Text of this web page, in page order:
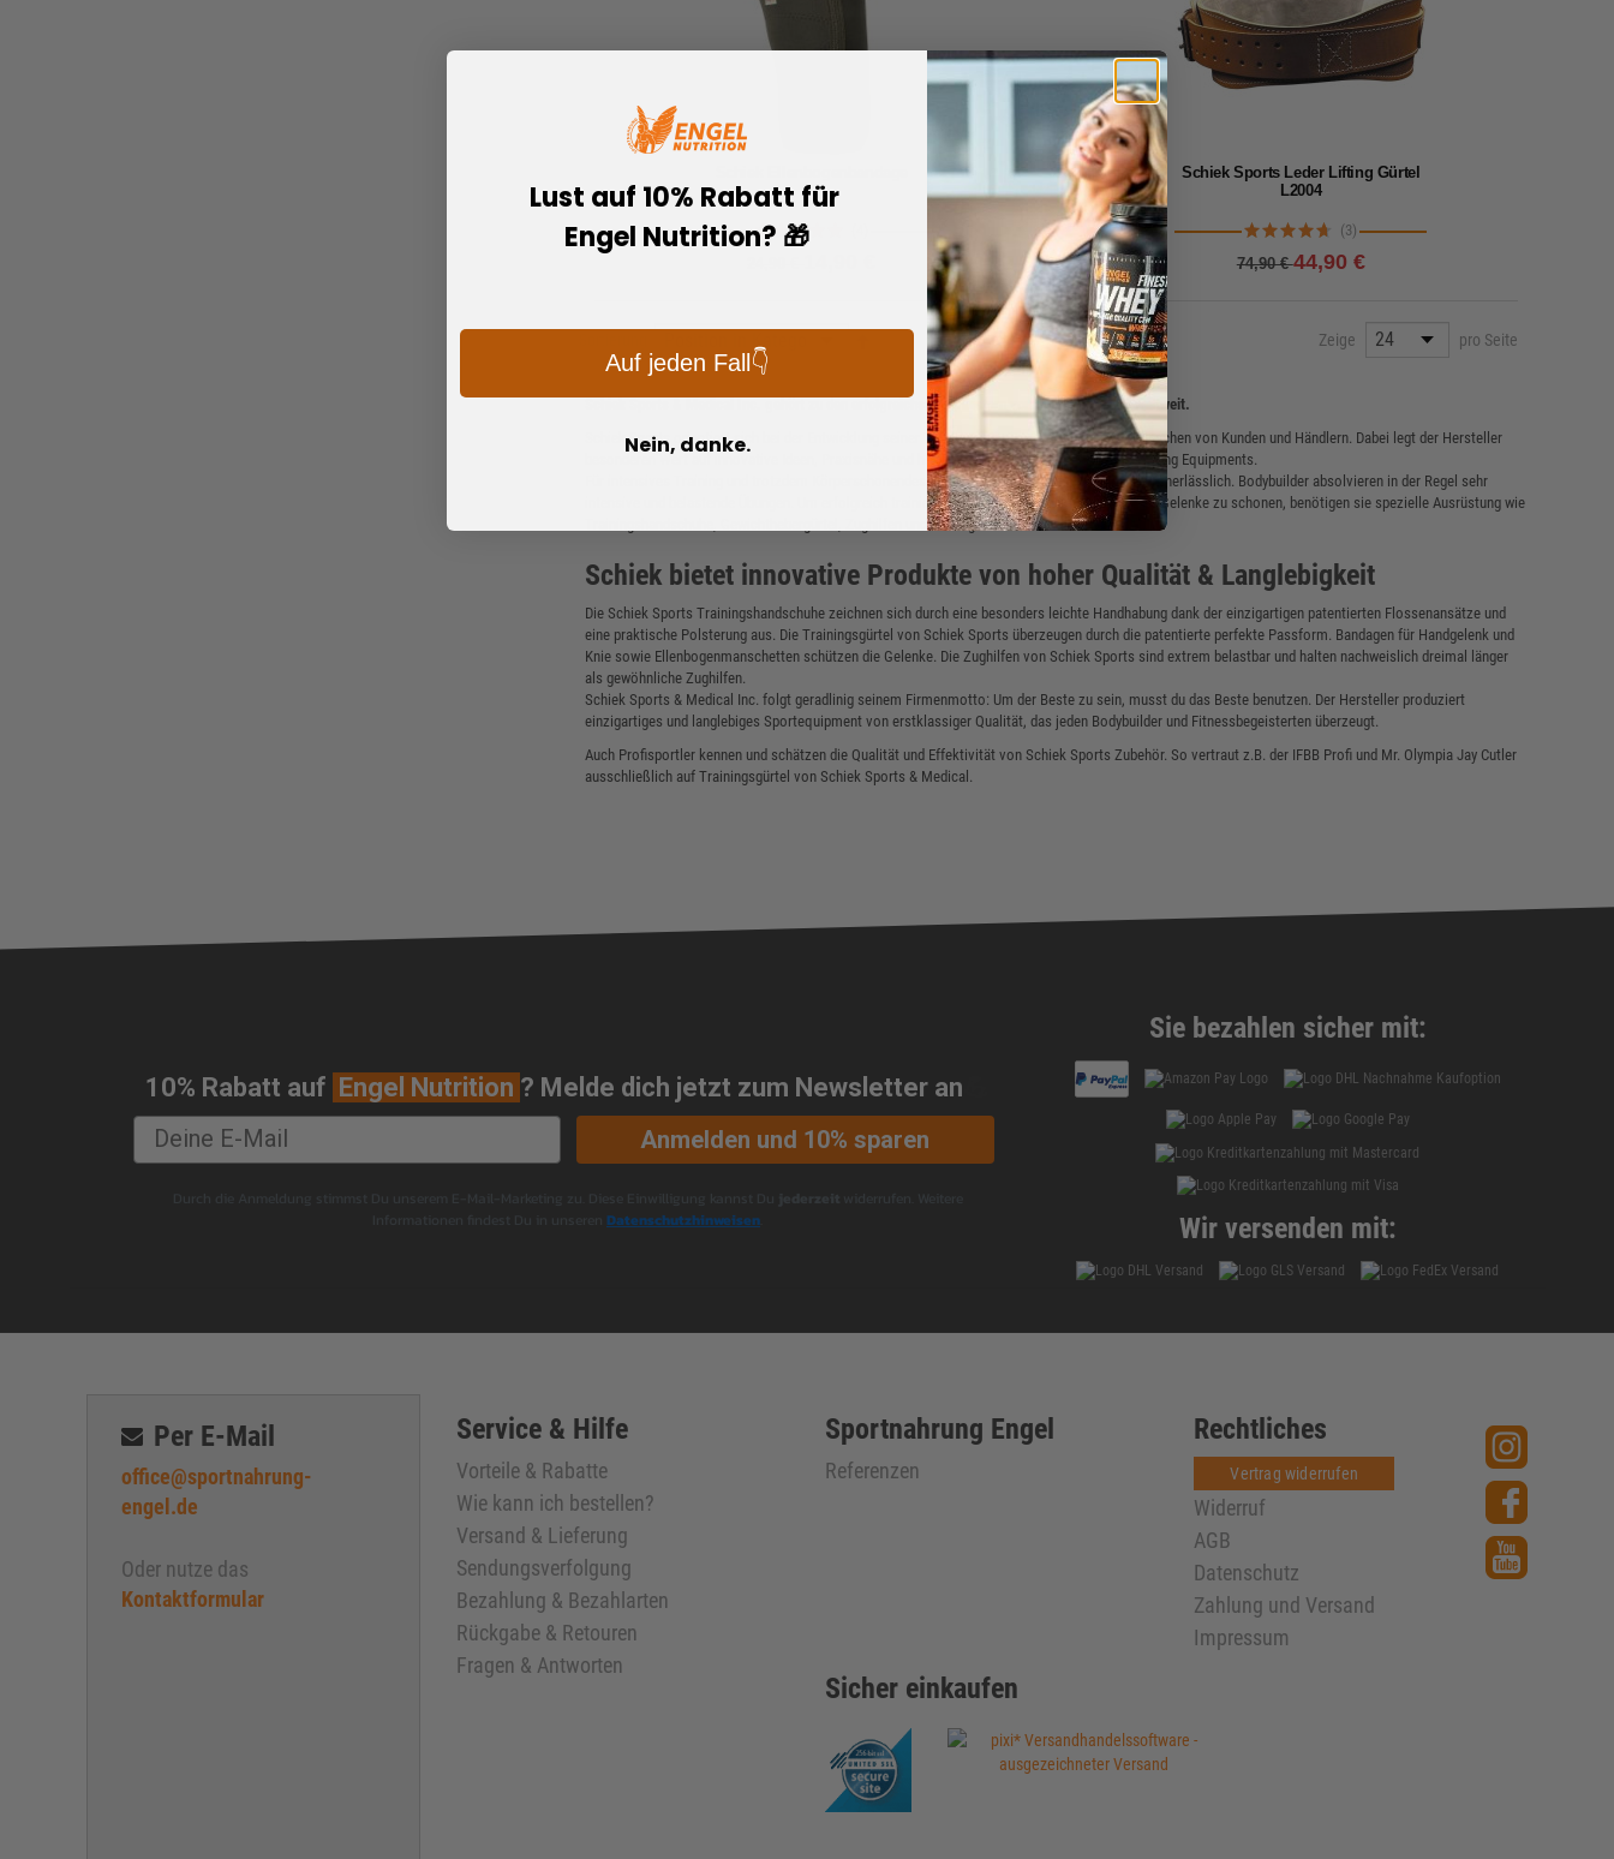
Produkt vergleichen Produkt vergleichen
Ellenbogenbandage zum Schutz vor Verletzungen
Schiek Sports Leder Lifting Gürtel
L2004
(3)
74,90 €44,90 €
Lieferzeit: 1-2 Werktage
Premium Ledergürtel mit 10cm hohem Rückenteil
mit extra Lendenpolsterung
Details
Produkt vergleichen
Zeige pro Seite
Schiek Sports & Medical Inc. gehört zu den erfolgreichsten Anbietern von Sportequipment weltweit.
Schiek Sports orientiert sich bei der Entwicklung seiner Trainingsausrüstung stark an den Wünschen von Kunden und Händlern. Dabei legt der Hersteller
besonderen Wert auf innovative Ideen, Praxisnähe und hochwertige Verarbeitung des Bodybuilding Equipments.
Für intensives Training und trotzdem Körperschonendes Bodybuilding ist das richtige Zubehör unerlässlich. Bodybuilder absolvieren in der Regel sehr
intensive und belastende Übungen. Um erfolgreich trainieren zu können und dabei Muskeln und Gelenke zu schonen, benötigen sie spezielle Ausrüstung wie
Trainingshandschuhe, Gewichthebergürtel, Zughilfen und Bandagen.
Schiek bietet innovative Produkte von hoher Qualität & Langlebigkeit
Die Schiek Sports Trainingshandschuhe zeichnen sich durch eine besonders leichte Handhabung dank der einzigartigen patentierten Flossenansätze und
eine praktische Polsterung aus. Die Trainingsgürtel von Schiek Sports überzeugen durch die patentierte perfekte Passform. Bandagen für Handgelenk und
Knie sowie Ellenbogenmanschetten schützen die Gelenke. Die Zughilfen von Schiek Sports sind extrem belastbar und halten nachweislich dreimal länger
als gewöhnliche Zughilfen.
Schiek Sports & Medical Inc. folgt geradlinig seinem Firmenmotto: Um der Beste zu sein, musst du das Beste benutzen. Der Hersteller produziert
einzigartiges und langlebiges Sportequipment von erstklassiger Qualität, das jeden Bodybuilder und Fitnessbegeisterten überzeugt.
Auch Profisportler kennen und schätzen die Qualität und Effektivität von Schiek Sports Zubehör. So vertraut z.B. der IFBB Profi und Mr. Olympia Jay Cutler
ausschließlich auf Trainingsgürtel von Schiek Sports & Medical.
10% Rabatt auf Engel Nutrition ? Melde dich jetzt zum Newsletter an
Anmelden und 10% sparen
Datenschutzhinweisen
Sie bezahlen sicher mit:
Wir versenden mit:
Per E-Mail
office@sportnahrung-
engel.de
Oder nutze das
Kontaktformular
Service & Hilfe
Vorteile & Rabatte
Wie kann ich bestellen?
Versand & Lieferung
Sendungsverfolgung
Bezahlung & Bezahlarten
Rückgabe & Retouren
Fragen & Antworten
Sportnahrung Engel
Referenzen
Rechtliches
Vertrag widerrufen
Widerruf
AGB
Datenschutz
Zahlung und Versand
Impressum
Sicher einkaufen
Lust auf 10% Rabatt für
Engel Nutrition? 🎁
Auf jeden Fall👇
Nein, danke.